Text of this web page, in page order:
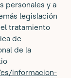
personales y a
legislación
tratamiento
de
de la
informacion-